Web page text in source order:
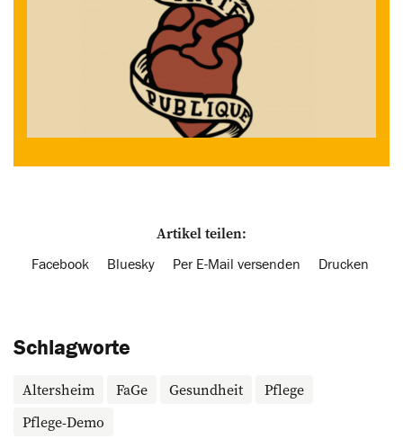
Artikel teilen:
Facebook Bluesky Per E-Mail versenden Drucken
Schlagworte
Altersheim FaGe Gesundheit
Pflege
Pflege-Demo